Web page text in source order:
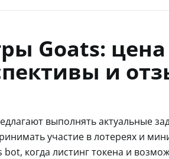
Goats:
и
выполнять актуальные
участие в лотереях и
bot, когда листинг токена и